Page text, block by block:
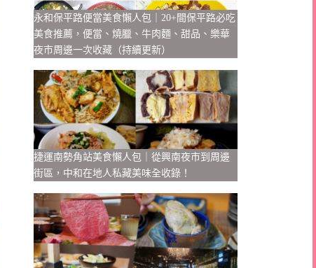
永和保平路便當美食懶人包｜20+間保平路必吃
美食推薦，便當、燒臘、牛肉麵、甜品、樂華
夜市周邊一次收藏（持續更新）
捷運南勢角站美食懶人包｜從興南夜市到周邊
街區，中和在地人私藏美味全收錄！